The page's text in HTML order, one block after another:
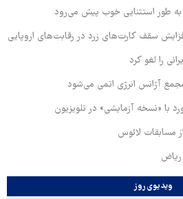
به طور استثنایی خوب پیش می‌رود
افزایش سقف کارت‌های زرد در رقابت‌های اروپایی
را لغو کرد
مجمع آژانس انرژی اتمی می‌شود
با «نسخه آزمایشی» در تلویزیون
مسابقات لائوس
ویدیوی روز